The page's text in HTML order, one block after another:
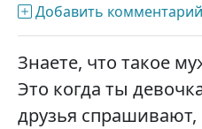
Добавить комментарий
Знаете, что такое
Это когда ты
друзья спрашивают,